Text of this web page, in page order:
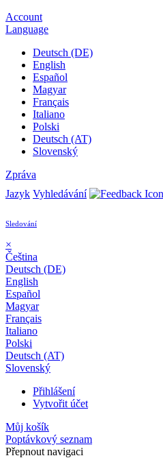
Account
Language
Deutsch (DE)
English
Español
Magyar
Français
Italiano
Polski
Deutsch (AT)
Slovenský
Zpráva
Jazyk Vyhledávání
Sledování
×
Čeština
Deutsch (DE)
English
Español
Magyar
Français
Italiano
Polski
Deutsch (AT)
Slovenský
Přihlášení
Vytvořit účet
Můj košík
Poptávkový seznam
Přepnout navigaci